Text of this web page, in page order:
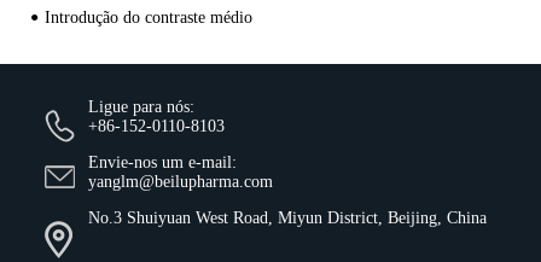
Introdução do contraste médio
Ligue para nós:
+86-152-0110-8103
Envie-nos um e-mail:
yanglm@beilupharma.com
No.3 Shuiyuan West Road, Miyun District, Beijing, China